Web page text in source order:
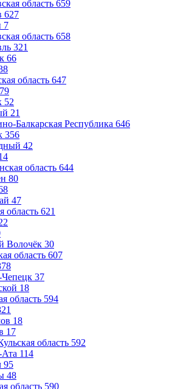
область 659
627
7
область 658
321
66
область 647
52
21
Балкарская Республика 646
356
42
область 644
80
47
область 621
Волочёк 30
область 607
37
18
область 594
18
17
область 592
114
95
48
область 590